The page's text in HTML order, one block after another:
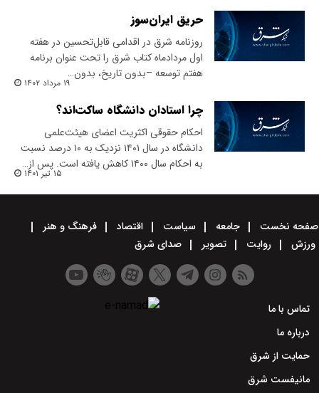
حریق ایران‌سوز
روزنامه شرق در اقدامی قابل‌تحسین در هفته
اول مردادماه کتاب شرق را تحت عنوان برنامه
هفتم توسعه –بدون تاریخ، بدون…
۱۹ مرداد ۱۴۰۲
چرا استادان دانشگاه ساکت‌اند؟
احکام حقوقی اکثریت اعضای هیئت‌علمی
دانشگاه در سال ۱۴۰۱ نزدیک به ۱۰ درصد نسبت
به احکام سال ۱۴۰۰ کاهش یافته است. پس از…
۱۵ تیر ۱۴۰۱
صفحه نخست جامعه سیاست اقتصاد
فرهنگ و هنر
ورزش
روایت تصویر صدای شرق
تماس با ما
درباره ما
حمایت از شرق
مانیفست شرق